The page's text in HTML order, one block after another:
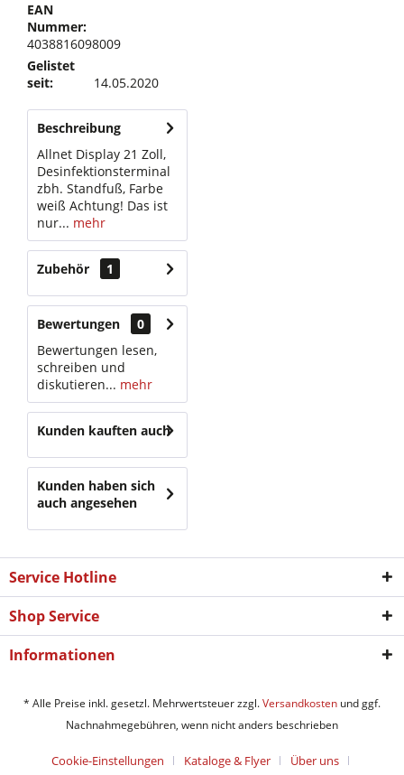
EAN
Nummer:
4038816098009
Gelistet
seit:
14.05.2020
Beschreibung
Allnet Display 21 Zoll,
Desinfektionsterminal
zbh. Standfuß, Farbe
weiß Achtung! Das ist
nur... mehr
Zubehör 1
Bewertungen
0
Bewertungen lesen,
schreiben und
diskutieren... mehr
Kunden kauften auch
Kunden haben sich
auch angesehen
Service Hotline
Shop Service
Informationen
* Alle Preise inkl. gesetzl. Mehrwertsteuer zzgl.Versandkosten und ggf.
Nachnahmegebühren, wenn nicht anders beschrieben
Cookie-Einstellungen Kataloge & Flyer Über uns